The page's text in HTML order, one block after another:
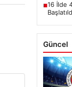
■16 İlde
Güncel